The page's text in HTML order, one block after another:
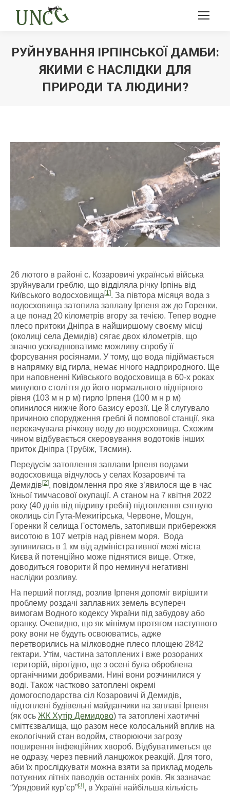
РУЙНУВАННЯ ІРПІНСЬКОЇ ДАМБИ:
ЯКИМИ Є НАСЛІДКИ ДЛЯ
ПРИРОДИ ТА ЛЮДИНИ?
26 лютого в районі с. Козаровичі українські війська
зруйнували греблю, що відділяла річку Ірпінь від
Київського водосховища [1]. За півтора місяця вода з
водосховища затопила заплаву Ірпеня аж до Горенки,
а це понад 20 кілометрів вгору за течією. Тепер водне
плесо притоки Дніпра в найширшому своєму місці
(околиці села Демидів) сягає двох кілометрів, що
значно ускладнюватиме можливу спробу її
форсування росіянами. У тому, що вода підіймається
в напрямку від гирла, немає нічого надприродного. Ще
при наповненні Київського водосховища в 60-х роках
минулого століття до його нормального підпірного
рівня (103 м н р м) гирло Ірпеня (100 м н р м)
опинилося нижче його базису ерозії. Це й слугувало
причиною спорудження греблі й помпової станції, яка
перекачувала річкову воду до водосховища. Схожим
чином відбувається скеровування водотоків інших
приток Дніпра (Трубіж, Тясмин).
Передусім затоплення заплави Ірпеня водами
водосховища відчулось у селах Козаровичі та
Демидів [2], повідомлення про яке з’явилося ще в час
їхньої тимчасової окупації. А станом на 7 квітня 2022
року (40 днів від підриву греблі) підтоплення сягнуло
околиць сіл Гута-Межигірська, Червоне, Мощун,
Горенки й селища Гостомель, затопивши прибережжя
висотою в 107 метрів над рівнем моря. Вода
зупинилась в 1 км від адміністративної межі міста
Києва й потенційно може піднятися вище. Отже,
доводиться говорити й про неминучі негативні
наслідки розливу.
На перший погляд, розлив Ірпеня допоміг вирішити
проблему роздачі заплавних земель всупереч
вимогам Водного кодексу України під забудову або
оранку. Очевидно, що як мінімум протягом наступного
року вони не будуть освоюватись, адже
перетворились на мілководне плесо площею 2842
гектари. Утім, частина затоплених і вже розораних
територій, вірогідно, ще з осені була оброблена
органічними добривами. Нині вони розчинилися у
воді. Також частково затоплені окремі
домогосподарства сіл Козаровичі й Демидів,
підтоплені будівельні майданчики на заплаві Ірпеня
(як ось ЖК Хутір Демидово) та затоплені хаотичні
сміттєзвалища, що разом несе колосальний вплив на
екологічний стан водойм, створюючи загрозу
поширення інфекційних хвороб. Відбуватиметься це
не одразу, через певний ланцюжок реакцій. Для того,
аби їх прослідкувати можна взяти за приклад модель
потужних літніх паводків останніх років. Як зазначає
“Урядовий кур’єр”[3], в Україні найбільша кількість